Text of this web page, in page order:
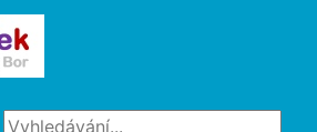
Vyhledávání...